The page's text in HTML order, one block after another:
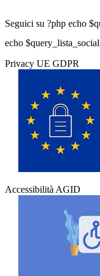
Seguici su ?php echo
echo
Privacy UE GDPR
Accessibilità AGID